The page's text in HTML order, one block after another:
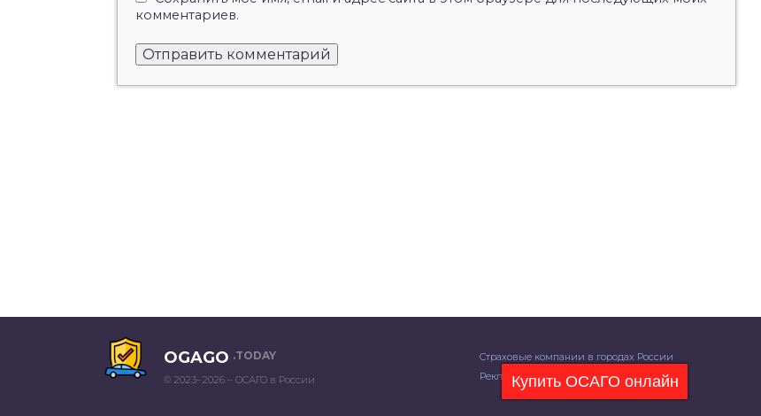
комментариев.
OGAGO .TODAY
© 2023–2026 – ОСАГО в России
Страховые компании в городах России
Реклама на сайте
Купить ОСАГО онлайн